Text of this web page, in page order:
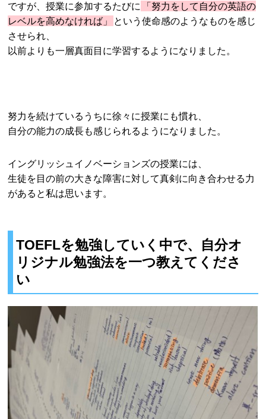
ですが、授業に参加するたびに
「努力をして自分の英語の
レベルを高めなければ」
という使命感のようなものを感じ
させられ、
以前よりも一層真面目に学習するようになりました。
努力を続けているうちに徐々に授業にも慣れ、
自分の能力の成長も感じられるようになりました。
イングリッシュイノベーションズの授業には、
生徒を目の前の大きな障害に対して真剣に向き合わせる力
があると私は思います。
TOEFLを勉強していく中で、自分オ
リジナル勉強法を一つ教えてくださ
い